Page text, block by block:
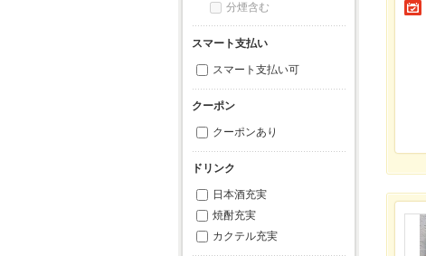
分煙含む
スマート支払い
スマート支払い可
クーポン
クーポンあり
ドリンク
日本酒充実
焼酎充実
カクテル充実